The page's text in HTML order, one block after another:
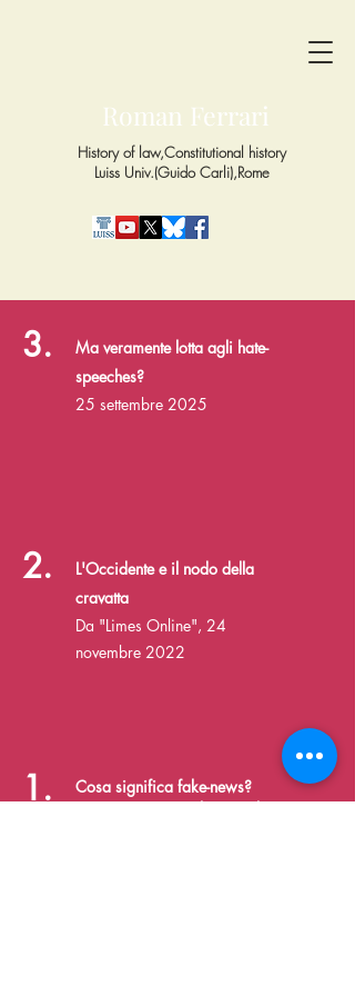
Roman Ferrari
History of law,Constitutional history
Luiss Univ.(Guido Carli),Rome
3.
Ma veramente lotta agli hate-
speeches?
25 settembre 2025
2.
L'Occidente e il nodo della
cravatta
Da "Limes Online", 24
novembre 2022
1. Cosa significa fake-news?
Un concetto nonchiaro e il